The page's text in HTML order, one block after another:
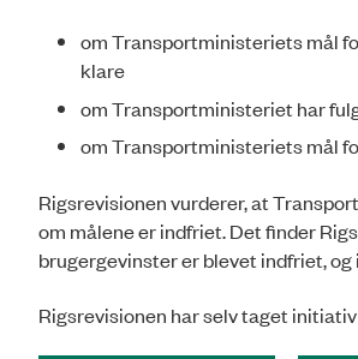
om Transportministeriets mål
klare
om Transportministeriet har
om Transportministeriets mål
Rigsrevisionen vurderer, at
om målene er indfriet. Det finder
brugergevinster er blevet indfriet,
Rigsrevisionen har selv taget